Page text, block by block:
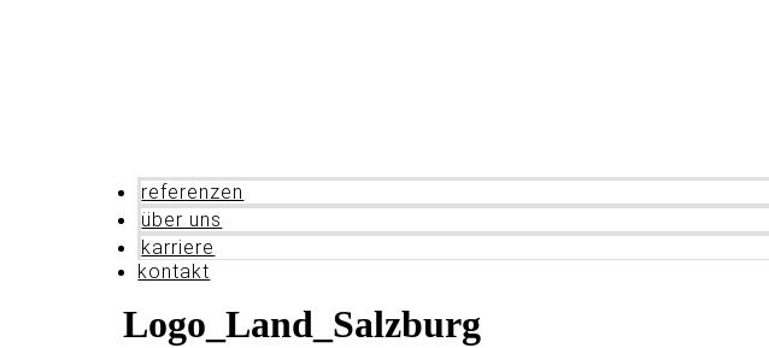
referenzen
über uns
karriere
kontakt
Logo_Land_Salzburg